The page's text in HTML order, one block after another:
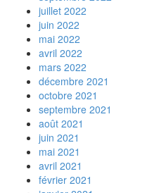
juillet 2022
juin 2022
mai 2022
avril 2022
mars 2022
décembre 2021
octobre 2021
septembre 2021
août 2021
juin 2021
mai 2021
avril 2021
février 2021